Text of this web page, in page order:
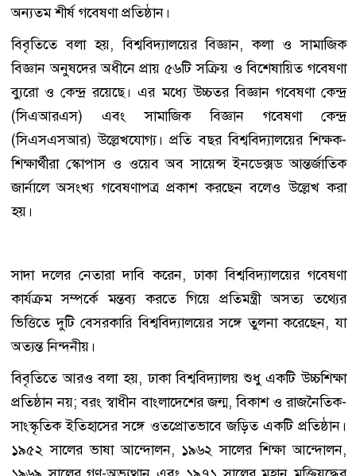
অন্যতম শীর্ষ গবেষণা প্রতিষ্ঠান।
বিবৃতিতে বলা হয়, বিশ্ববিদ্যালয়ের বিজ্ঞান, কলা ও সামাজিক
বিজ্ঞান অনুষদের অধীনে প্রায় ৫৬টি সক্রিয় ও বিশেষায়িত গবেষণা
ব্যুরো ও কেন্দ্র রয়েছে। এর মধ্যে উচ্চতর বিজ্ঞান গবেষণা কেন্দ্র
(সিএআরএস) এবং সামাজিক বিজ্ঞান গবেষণা কেন্দ্র
(সিএসএসআর) উল্লেখযোগ্য। প্রতি বছর বিশ্ববিদ্যালয়ের শিক্ষক-
শিক্ষার্থীরা স্কোপাস ও ওয়েব অব সায়েন্স ইনডেক্সড আন্তর্জাতিক
জার্নালে অসংখ্য গবেষণাপত্র প্রকাশ করছেন বলেও উল্লেখ করা
হয়।
সাদা দলের নেতারা দাবি করেন, ঢাকা বিশ্ববিদ্যালয়ের গবেষণা
কার্যক্রম সম্পর্কে মন্তব্য করতে গিয়ে প্রতিমন্ত্রী অসত্য তথ্যের
ভিত্তিতে দুটি বেসরকারি বিশ্ববিদ্যালয়ের সঙ্গে তুলনা করেছেন, যা
অত্যন্ত নিন্দনীয়।
বিবৃতিতে আরও বলা হয়, ঢাকা বিশ্ববিদ্যালয় শুধু একটি উচ্চশিক্ষা
প্রতিষ্ঠান নয়; বরং স্বাধীন বাংলাদেশের জন্ম, বিকাশ ও রাজনৈতিক-
সাংস্কৃতিক ইতিহাসের সঙ্গে ওতপ্রোতভাবে জড়িত একটি প্রতিষ্ঠান।
১৯৫২ সালের ভাষা আন্দোলন, ১৯৬২ সালের শিক্ষা আন্দোলন,